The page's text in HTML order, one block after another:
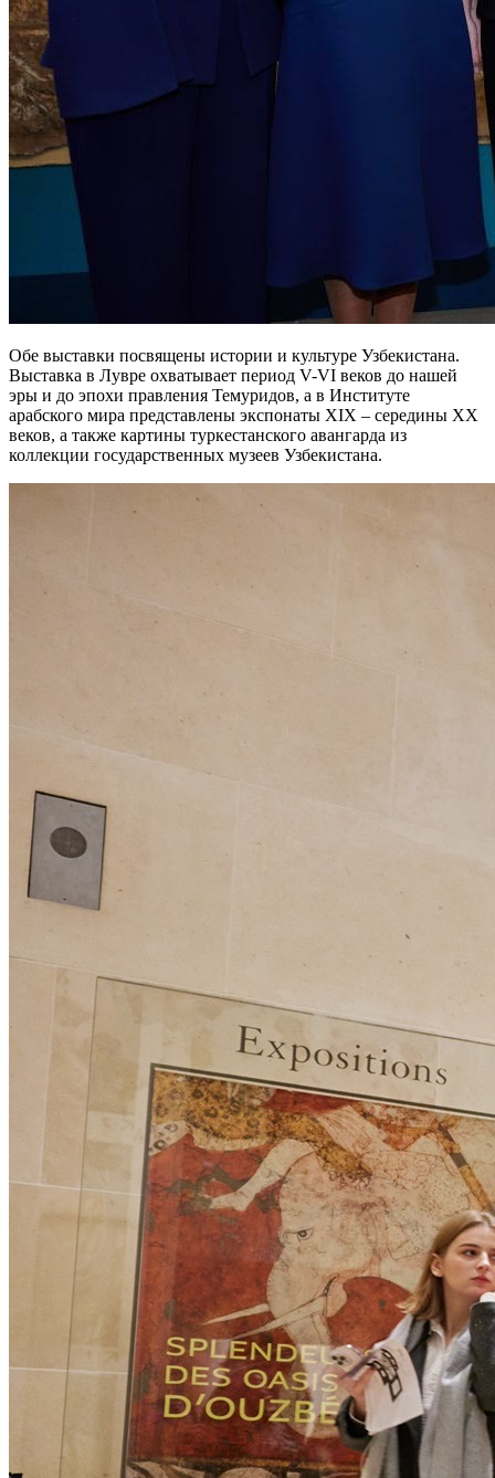
Обе выставки посвящены истории и культуре Узбекистана.
Выставка в Лувре охватывает период V-VI веков до нашей
эры и до эпохи правления Темуридов, а в Институте
арабского мира представлены экспонаты XIX – середины XX
веков, а также картины туркестанского авангарда из
коллекции государственных музеев Узбекистана.